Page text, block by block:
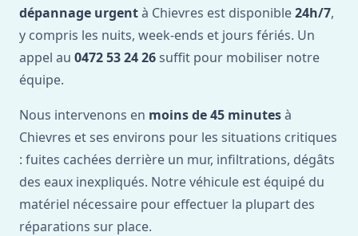
dépannage urgentà Chievres est disponible24h/7,
y compris les nuits, week-ends et jours fériés. Un
appel au 0472 53 24 26 suffit pour mobiliser notre
équipe.
Nous intervenons en moins de 45 minutesà
Chievres et ses environs pour les situations critiques
: fuites cachées derrière un mur, infiltrations, dégâts
des eaux inexpliqués. Notre véhicule est équipé du
matériel nécessaire pour effectuer la plupart des
réparations sur place.